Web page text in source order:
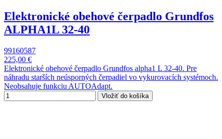
Elektronické obehové čerpadlo Grundfos
ALPHA1L 32-40
99160587
225,00 €
Elektronické obehové čerpadlo Grundfos alpha1 L 32-40. Pre
náhradu starších neúsporných čerpadiel vo vykurovacích systémoch.
Neobsahuje funkciu AUTOAdapt.
Vložiť do košíka